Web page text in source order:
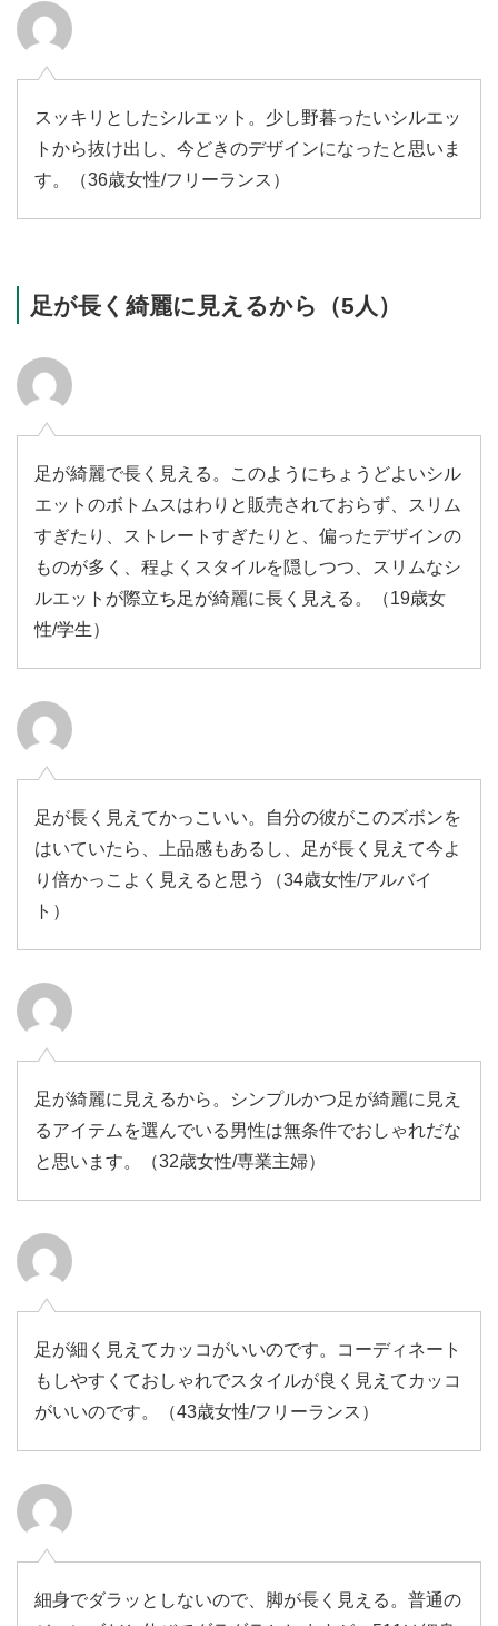
スッキリとしたシルエット。少し野暮ったいシルエッ
トから抜け出し、今どきのデザインになったと思いま
す。（36歳女性/フリーランス）
足が長く綺麗に見えるから（5人）
足が綺麗で長く見える。このようにちょうどよいシル
エットのボトムスはわりと販売されておらず、スリム
すぎたり、ストレートすぎたりと、偏ったデザインの
ものが多く、程よくスタイルを隠しつつ、スリムなシ
ルエットが際立ち足が綺麗に長く見える。（19歳女
性/学生）
足が長く見えてかっこいい。自分の彼がこのズボンを
はいていたら、上品感もあるし、足が長く見えて今よ
り倍かっこよく見えると思う（34歳女性/アルバイ
ト）
足が綺麗に見えるから。シンプルかつ足が綺麗に見え
るアイテムを選んでいる男性は無条件でおしゃれだな
と思います。（32歳女性/専業主婦）
足が細く見えてカッコがいいのです。コーディネート
もしやすくておしゃれでスタイルが良く見えてカッコ
がいいのです。（43歳女性/フリーランス）
細身でダラッとしないので、脚が長く見える。普通の